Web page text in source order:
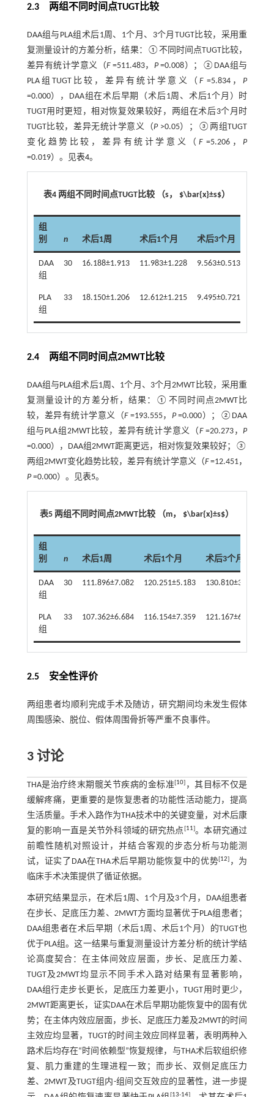
2.3 两组不同时间点TUGT比较
DAA组与PLA组术后1周、1个月、3个月TUGT比较，采用重
复测量设计的方差分析，结果：①不同时间点TUGT比较，
差异有统计学意义（F=511.483， P=0.008）；②DAA组与
PLA组TUGT比较，差异有统计学意义（ F=5.834，P
=0.000），DAA组在术后早期（术后1周、术后1个月）时
TUGT用时更短，相对恢复效果较好，两组在术后3个月时
TUGT比较，差异无统计学意义（P>0.05）；③两组TUGT
变化趋势比较，差异有统计学意义（ F=5.206，P
=0.019）。见表4。
表4 两组不同时间点TUGT比较 （s， $\bar{x}±s$）
组
别
n 术后1周 术后1个月 术后3个月
DAA
组
30 16.188±1.913 11.983±1.228 9.563±0.513
PLA
组
33 18.150±1.206 12.612±1.215 9.495±0.721
2.4 两组不同时间点2MWT比较
DAA组与PLA组术后1周、1个月、3个月2MWT比较，采用重
复测量设计的方差分析，结果：①不同时间点2MWT比
较，差异有统计学意义（F=193.555， P=0.000）；②DAA
组与PLA组2MWT比较，差异有统计学意义（F=20.273，P
=0.000），DAA组2MWT距离更远，相对恢复效果较好；③
两组2MWT变化趋势比较，差异有统计学意义（F=12.451，
P=0.000）。见表5。
表5 两组不同时间点2MWT比较 （m， $\bar{x}±s$）
组
别
n 术后1周 术后1个月 术后3个月
DAA
组
30 111.896±7.082 120.251±5.183 130.810±3.789
PLA
组
33 107.362±6.684 116.154±7.359 121.167±6.820
2.5 安全性评价
两组患者均顺利完成手术及随访，研究期间均未发生假体
周围感染、脱位、假体周围骨折等严重不良事件。
3 讨论
THA是治疗终末期髋关节疾病的金标准[10] ，其目标不仅是
缓解疼痛，更重要的是恢复患者的功能性活动能力，提高
生活质量。手术入路作为THA技术中的关键变量，对术后康
复的影响一直是关节外科领域的研究热点 [11]。本研究通过
前瞻性随机对照设计，并结合客观的步态分析与功能测
试，证实了DAA在THA术后早期功能恢复中的优势[12] ，为
临床手术决策提供了循证依据。
本研究结果显示，在术后1周、1个月及3个月，DAA组患者
在步长、足底压力差、2MWT方面均显著优于PLA组患者；
DAA组患者在术后早期（术后1周、术后1个月）的TUGT也
优于PLA组。这一结果与重复测量设计方差分析的统计学结
论高度契合：在主体间效应层面，步长、足底压力差、
TUGT及2MWT均显示不同手术入路对结果有显著影响，
DAA组行走步长更长，足底压力差更小，TUGT用时更少，
2MWT距离更长，证实DAA在术后早期功能恢复中的固有优
势；在主体内效应层面，步长、足底压力差及2MWT的时间
主效应均显著，TUGT的时间主效应同样显著，表明两种入
路术后均存在“时间依赖型”恢复规律，与THA术后软组织修
复、肌力重建的生理进程一致；而步长、双侧足底压力
差、2MWT及TUGT组内-组间交互效应的显著性，进一步提
[13-14]